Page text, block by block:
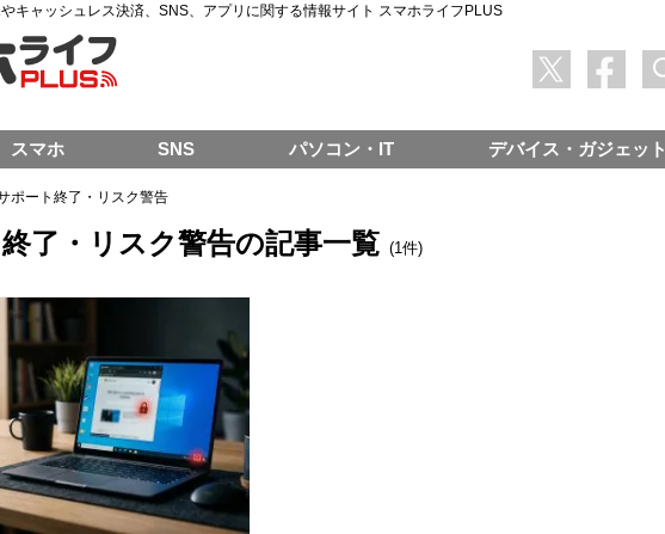
キャッシュレス決済、SNS、アプリに関する情報サイト スマホライフPLUS
ポート終了・リスク警告
了・リスク警告の記事一覧 (1件)
スマホ SNS パソコン・IT デバイス・ガジェット